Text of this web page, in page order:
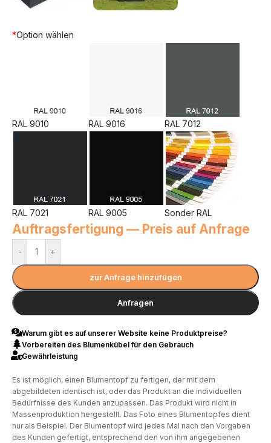
*Option wählen
RAL 9010 RAL 9016 RAL 7012
RAL 7021 RAL 9005 Sonder RAL
Auftragsfertigung — Preis auf Anfrage
- +
zur Anfrage hinzufügen
Anfragen
Warum gibt es auf unserer Website keine Produktpreise?
Vorbereiten des Blumenkübel für den Gebrauch
Gewährleistung
Es ist möglich, einen Blumentopf zu fertigen, der mit dem
abgebildeten identisch ist, oder das Produkt an die individuellen
Bedürfnisse des Kunden anzupassen. Das Produkt wird nicht in
Massenproduktion hergestellt. Das Foto eines Blumentopfes dient
nur als Beispiel. Der Blumentopf wird jedes Mal nach den Vorgaben
des Kunden gefertigt, entsprechend den von ihm angegebenen